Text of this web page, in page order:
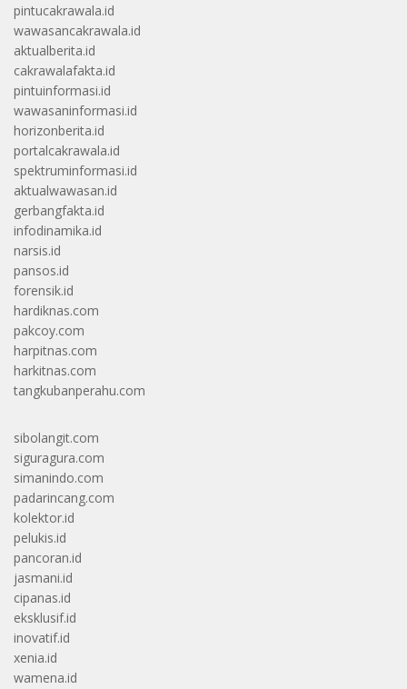
pintucakrawala.id
wawasancakrawala.id
aktualberita.id
cakrawalafakta.id
pintuinformasi.id
wawasaninformasi.id
horizonberita.id
portalcakrawala.id
spektruminformasi.id
aktualwawasan.id
gerbangfakta.id
infodinamika.id
narsis.id
pansos.id
forensik.id
hardiknas.com
pakcoy.com
harpitnas.com
harkitnas.com
tangkubanperahu.com
sibolangit.com
siguragura.com
simanindo.com
padarincang.com
kolektor.id
pelukis.id
pancoran.id
jasmani.id
cipanas.id
eksklusif.id
inovatif.id
xenia.id
wamena.id